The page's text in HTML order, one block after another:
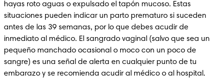
hayas roto aguas o expulsado el tapón mucoso. Estas
situaciones pueden indicar un parto prematuro si suceden
antes de las 39 semanas, por lo que debes acudir de
inmediato al médico. El sangrado vaginal (salvo que sea un
pequeño manchado ocasional o moco con un poco de
sangre) es una señal de alerta en cualquier punto de tu
embarazo y se recomienda acudir al médico o al hospital.